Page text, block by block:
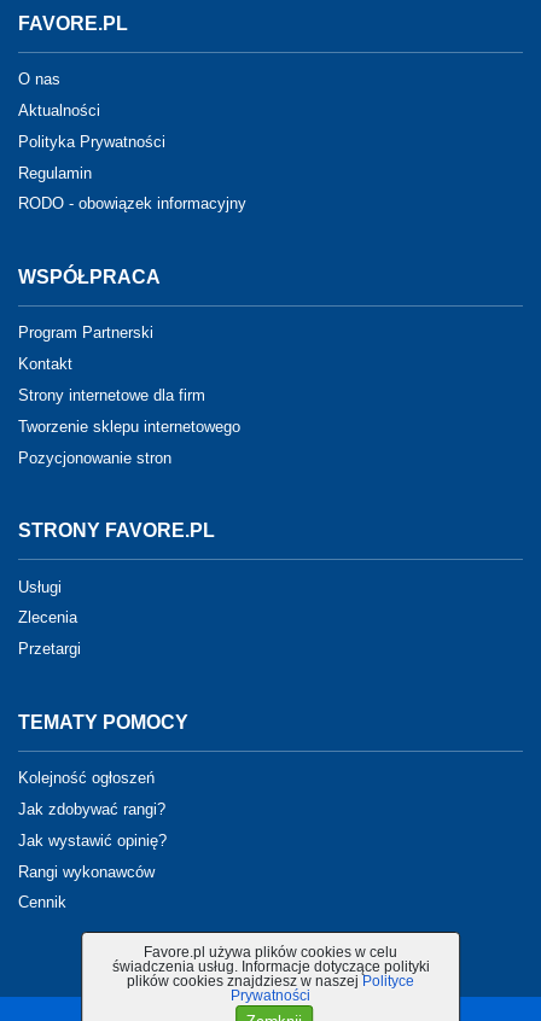
Favore.pl używa plików cookies w celu
świadczenia usług. Informacje dotyczące polityki
plików cookies znajdziesz w naszej Polityce
Prywatności
FAVORE.PL
O nas
Aktualności
Polityka Prywatności
Regulamin
RODO - obowiązek informacyjny
WSPÓŁPRACA
Program Partnerski
Kontakt
Strony internetowe dla firm
Tworzenie sklepu internetowego
Pozycjonowanie stron
STRONY FAVORE.PL
Usługi
Zlecenia
Przetargi
TEMATY POMOCY
Kolejność ogłoszeń
Jak zdobywać rangi?
Jak wystawić opinię?
Rangi wykonawców
Cennik